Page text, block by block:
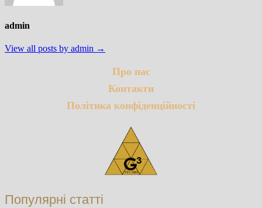
admin
View all posts by admin →
Про нас
Контакти
Політика конфіденційності
Популярні статті